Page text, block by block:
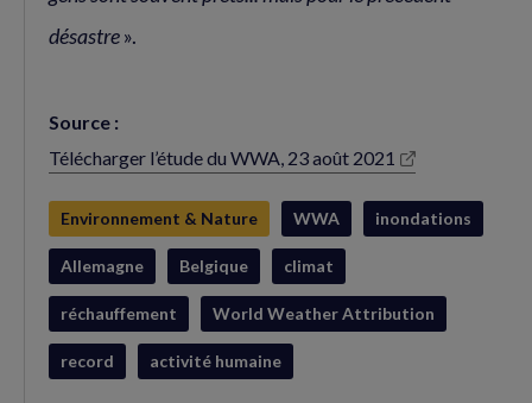
désastre».
Source :
Télécharger l’étude du WWA, 23 août 2021
(nouvelle
Environnement & Nature WWA inondations
Allemagne Belgique climat
réchauffement World Weather Attribution
record activité humaine